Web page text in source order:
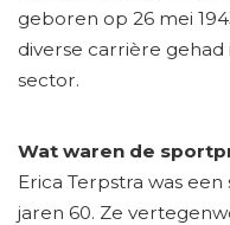
geboren op 26 mei
diverse carrière
sector.
Wat waren de
Erica Terpstra was
jaren 60. Ze